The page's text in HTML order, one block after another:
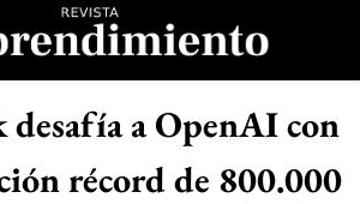
Revista
a OpenAI con
récord de 800.000